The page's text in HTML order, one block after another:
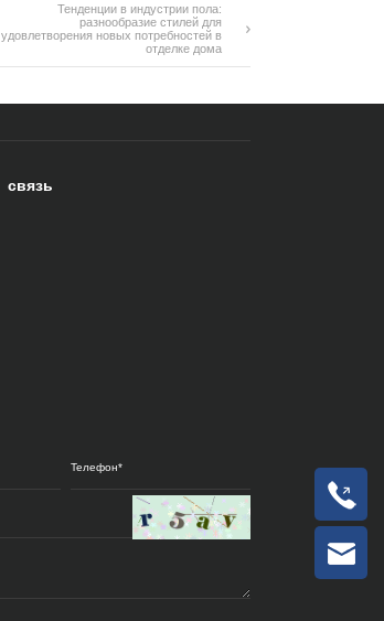
Тенденции в индустрии пола:
разнообразие стилей для
удовлетворения новых потребностей в
отделке дома
связь